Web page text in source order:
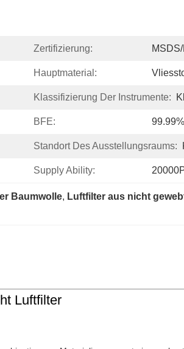
Zertifizierung:
Hauptmaterial:
Klassifizierung Der Instrumente:
BFE: 99.99%
Standort Des Ausstellungsraums:
Supply Ability:
Baumwolle, Luftfilter aus nicht
Luftfilter